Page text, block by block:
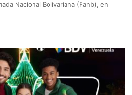
Nacional Bolivariana (Fanb), en